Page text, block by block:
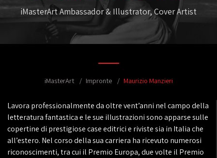
iMasterArt Ambassador & Illustrator, Cover Artist
iMasterArt Impronte Maurizio Manzieri
Lavora professionalmente da oltre vent’anni nel campo della
letteratura fantastica e le sue illustrazioni sono apparse sulle
copertine di prestigiose case editrici e riviste sia in Italia che
all’estero. Nel corso della sua carriera ha ricevuto numerosi
riconoscimenti, tra cui il Premio Europa, due volte il Premio